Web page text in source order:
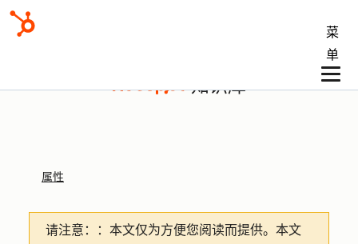
菜
单
知识库
属性
请注意： ：本文仅为方便您阅读而提供。 本文